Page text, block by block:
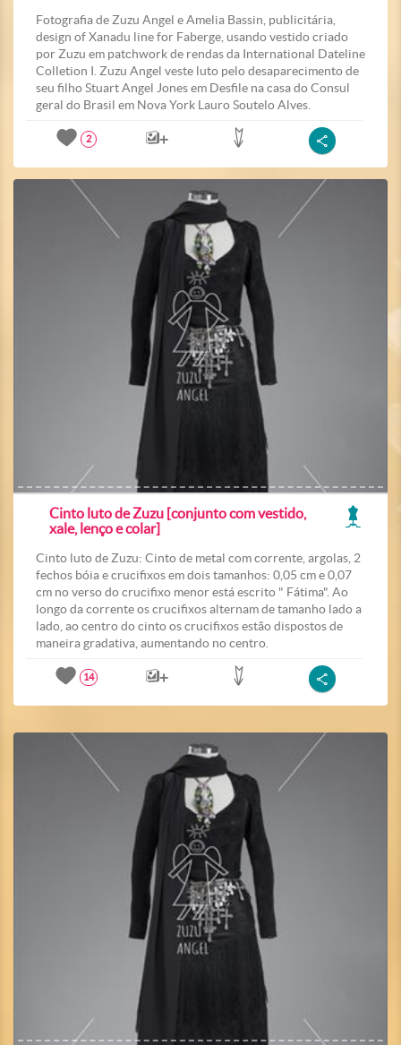
Fotografia de Zuzu Angel e Amelia Bassin, publicitária,
design of Xanadu line for Faberge, usando vestido criado
por Zuzu em patchwork de rendas da International Dateline
Colletion I. Zuzu Angel veste luto pelo desaparecimento de
seu filho Stuart Angel Jones em Desfile na casa do Consul
geral do Brasil em Nova York Lauro Soutelo Alves.
2
Cinto luto de Zuzu [conjunto com vestido,
xale, lenço e colar]
Cinto luto de Zuzu: Cinto de metal com corrente, argolas, 2
fechos bóia e crucifixos em dois tamanhos: 0,05 cm e 0,07
cm no verso do crucifixo menor está escrito " Fátima". Ao
longo da corrente os crucifixos alternam de tamanho lado a
lado, ao centro do cinto os crucifixos estão dispostos de
maneira gradativa, aumentando no centro.
14